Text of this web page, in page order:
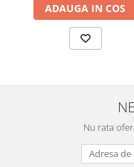
ADAUGA IN COS
Nu rata